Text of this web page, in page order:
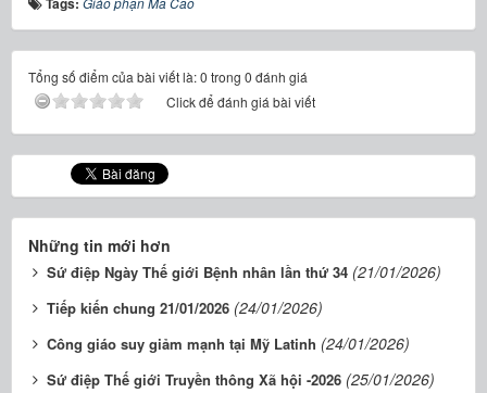
Tổng số điểm của bài viết là: 0 trong 0 đánh giá
Click để đánh giá bài viết
Những tin mới hơn
Sứ điệp Ngày Thế giới Bệnh nhân lần thứ 34 (21/01/2026)
Tiếp kiến chung 21/01/2026 (24/01/2026)
Công giáo suy giảm mạnh tại Mỹ Latinh (24/01/2026)
Sứ điệp Thế giới Truyền thông Xã hội -2026 (25/01/2026)